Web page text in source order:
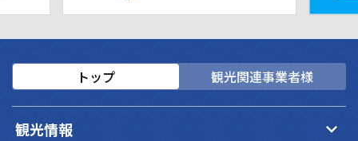
トップ 観光関連事業者様
観光情報 keyboard_arrow_down